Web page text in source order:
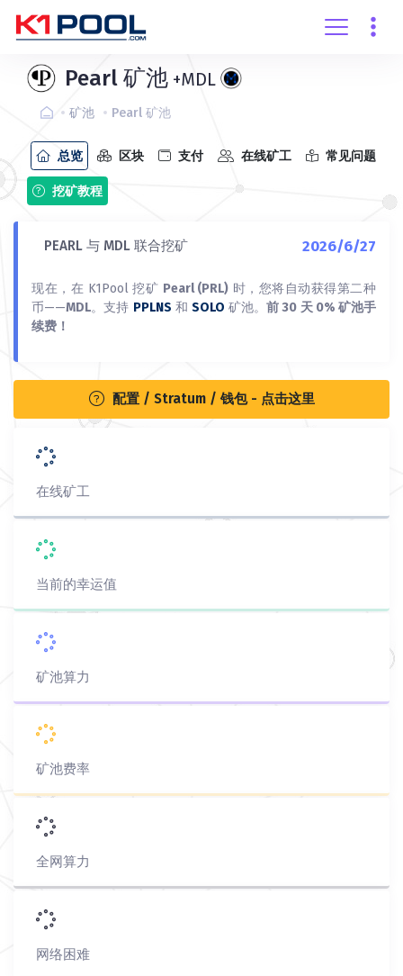
创建账户
Pearl 矿池 +MDL
矿池 Pearl 矿池
总览 区块 支付 在线矿工 常见问题
挖矿教程
PEARL 与 MDL 联合挖矿 2026/6/27
现在，在 K1Pool 挖矿 Pearl (PRL) 时，您将自动获得第二种
币——MDL。支持 PPLNS 和 SOLO 矿池。前 30 天 0% 矿池手
续费！
配置 / Stratum / 钱包 - 点击这里
在线矿工
当前的幸运值
矿池算力
矿池费率
全网算力
网络困难